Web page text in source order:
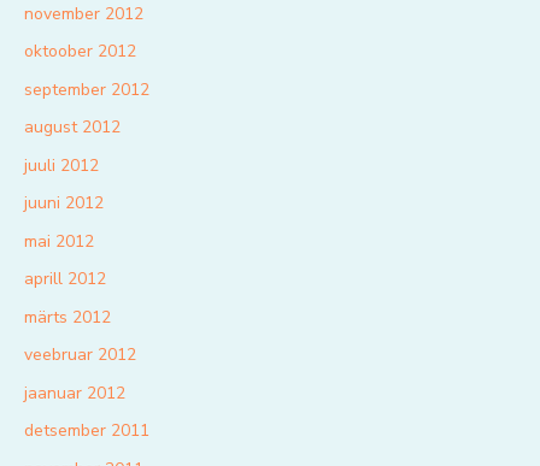
november 2012
oktoober 2012
september 2012
august 2012
juuli 2012
juuni 2012
mai 2012
aprill 2012
märts 2012
veebruar 2012
jaanuar 2012
detsember 2011